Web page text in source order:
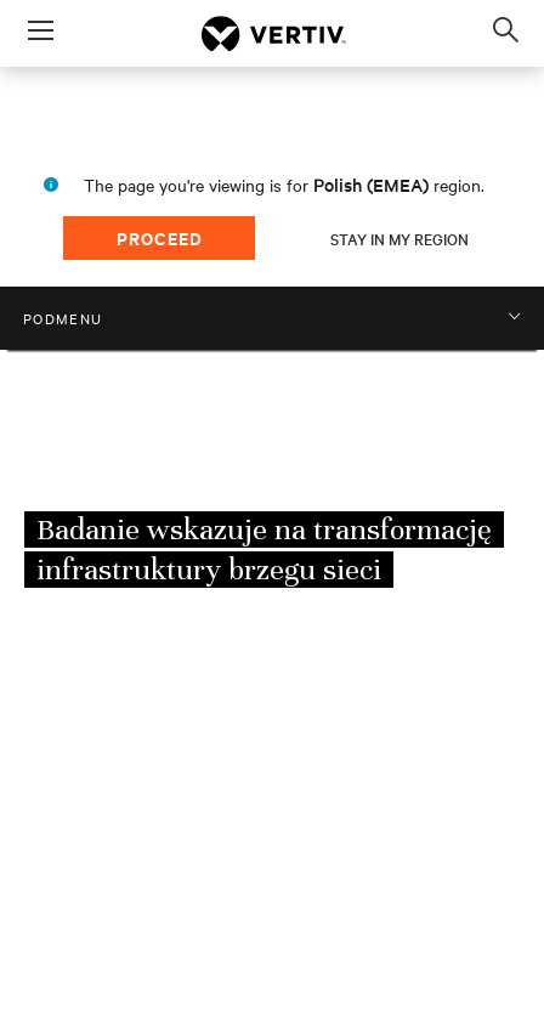
Menu
The page you're viewing is for Polish (EMEA) region.
PROCEED STAY IN MY REGION
PODMENU
Badanie wskazuje na transformację
infrastruktury brzegu sieci